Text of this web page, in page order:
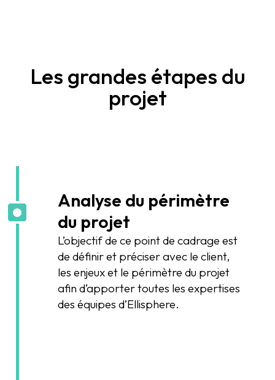
Les grandes étapes du
projet
Analyse du périmètre
du projet
L’objectif de ce point de cadrage est
de définir et préciser avec le client,
les enjeux et le périmètre du projet
afin d’apporter toutes les expertises
des équipes d’Ellisphere.